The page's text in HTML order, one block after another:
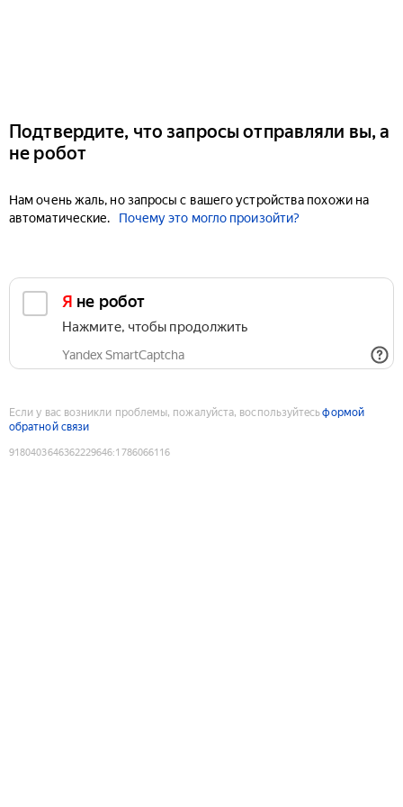
Подтвердите, что запросы отправляли вы, а
не робот
Нам очень жаль, но запросы с вашего устройства похожи на
автоматические.
Почему это могло произойти?
Я не робот
Нажмите, чтобы продолжить
Yandex SmartCaptcha
Если у вас возникли проблемы, пожалуйста, воспользуйтесьформой
обратной связи
9180403646362229646:1786066116